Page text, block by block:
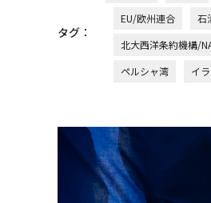
タグ：
EU/欧州連合
石
北大西洋条約機構/
ペルシャ湾
イ